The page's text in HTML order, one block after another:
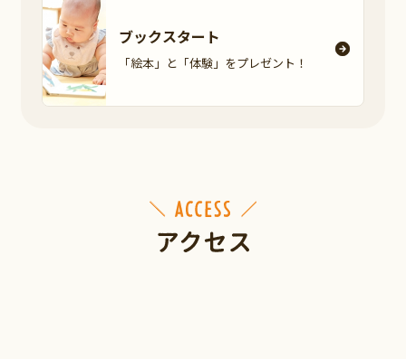
ブックスタート
「絵本」と「体験」をプレゼント！